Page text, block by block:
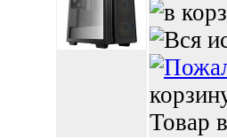
Товар